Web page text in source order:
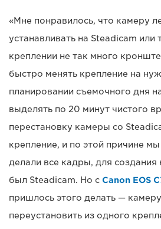
«Мне понравилось, что камеру
устанавливать на Steadicam или
креплении не так много
быстро менять крепление на
планировании съемочного дня
выделять по 20 минут чистого
перестановку камеры со
крепление, и по этой причине
делали все кадры, для
был Steadicam. Но с Canon EOS
пришлось этого делать —
переустановить из одного